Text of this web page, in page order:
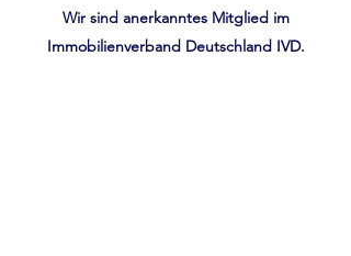
Wir sind anerkanntes Mitglied im
Immobilienverband Deutschland IVD.